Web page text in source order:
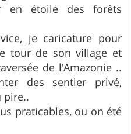
en étoile des forêts
je caricature pour
tour de son village et
de l'Amazonie ..
des sentier privé,
pire..
praticables, ou on été